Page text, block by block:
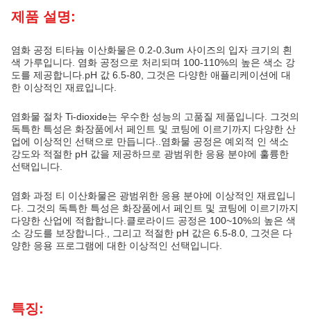
제품 설명:
염화 공정 티타늄 이산화물은 0.2-0.3um 사이즈의 입자 크기의 흰
색 가루입니다. 염화 공정으로 처리되며 100-110%의 높은 색소 강
도를 제공합니다.pH 값 6.5-80, 그것은 다양한 애플리케이션에 대
한 이상적인 재료입니다.
염화물 절차 Ti-dioxide는 우수한 성능의 고품질 제품입니다. 그것의
독특한 특성은 화장품에서 페인트 및 코팅에 이르기까지 다양한 산
업에 이상적인 선택으로 만듭니다..염화물 공정은 예외적 인 색소
강도와 적절한 pH 값을 제공하므로 광범위한 응용 분야에 훌륭한
선택입니다.
염화 과정 티 이산화물은 광범위한 응용 분야에 이상적인 재료입니
다. 그것의 독특한 특성은 화장품에서 페인트 및 코팅에 이르기까지
다양한 산업에 적합합니다.클로라이드 공정은 100~10%의 높은 색
소 강도를 보장합니다., 그리고 적절한 pH 값은 6.5-8.0, 그것은 다
양한 응용 프로그램에 대한 이상적인 선택입니다.
특징: